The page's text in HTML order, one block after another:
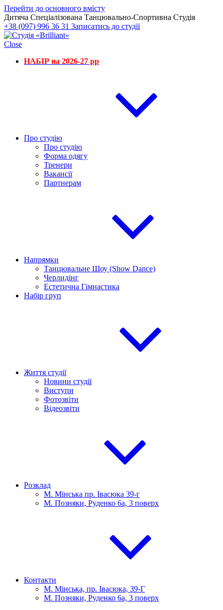
Перейти до основного вмісту
Дитяча Спеціалізована Танцювально-Спортивна Студія
+38 (097) 996 36 31 Записатись до студії
Close
НАБІР на 2026-27 рр
Про студію
Про студію
Форма одягу
Тренери
Вакансії
Партнерам
Напрямки
Танцювальне Шоу (Show Dance)
Черлидінг
Естетична Гімнастика
Набір груп
Життя студії
Новини студії
Виступи
Фотозвіти
Відеозвіти
Розклад
М. Мінська пр. Івасюка 39-г
М. Позняки, Руденко 6а, 3 поверх
Контакти
М. Мінська, пр. Івасюка, 39-Г
М. Позняки, Руденко 6а, 3 поверх